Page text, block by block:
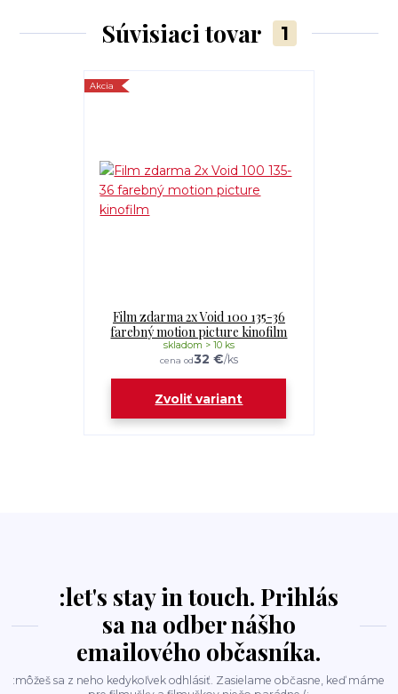
Súvisiaci tovar 1
Akcia
Film zdarma 2x Void 100 135-36
farebný motion picture kinofilm
cena od32 €/ks
skladom > 10 ks
Zvoliť variant
:let's stay in touch. Prihlás
sa na odber nášho
emailového občasníka.
:môžeš sa z neho kedykoľvek odhlásiť. Zasielame občasne, keď máme